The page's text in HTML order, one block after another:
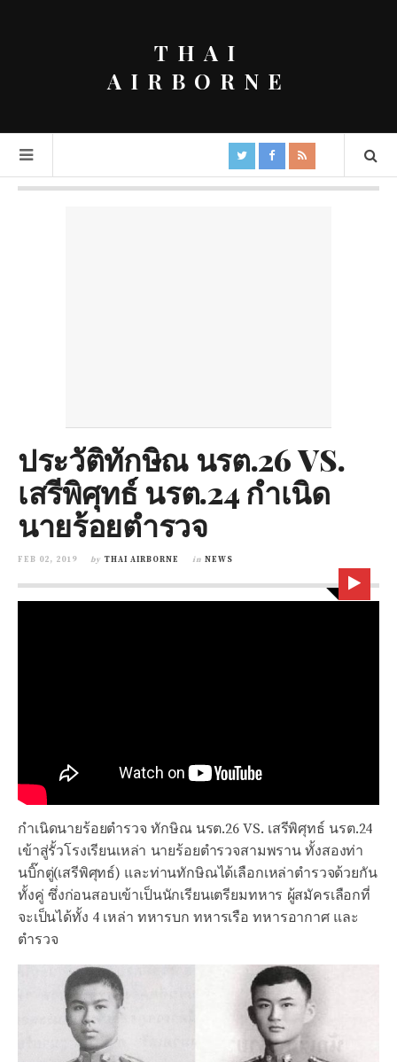
THAI
AIRBORNE
ประวัติทักษิณ นรต.26 VS.
เสรีพิศุทธ์ นรต.24 กำเนิด
นายร้อยตำรวจ
FEB 02, 2019 by THAI AIRBORNE in NEWS
กำเนิดนายร้อยตำรวจ ทักษิณ นรต.26 VS. เสรีพิศุทธ์ นรต.24
เข้าสู่รั้วโรงเรียนเหล่า นายร้อยตำรวจสามพราน ทั้งสองท่า
นบิ๊กตู่(เสรีพิศุทธ์) และท่านทักษิณได้เลือกเหล่าตำรวจด้วยกัน
ทั้งคู่ ซึ่งก่อนสอบเข้าเป็นนักเรียนเตรียมทหาร ผู้สมัครเลือกที่
จะเป็นได้ทั้ง 4 เหล่า ทหารบก ทหารเรือ ทหารอากาศ และ
ตำรวจ